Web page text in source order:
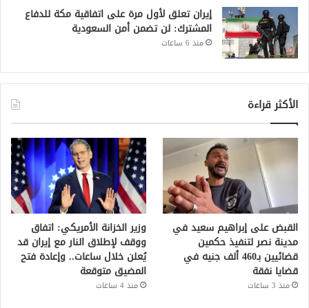
إيران تعلق لأول مرة على اتفاقية مكة للدفاع
المشترك: لن تضمن أمن السعودية
منذ 6 ساعات
الأكثر قراءة
القبض على إبراهيم سعيد في
مدينة نصر لتنفيذ حكمين
قضائيين بـ460 ألف جنيه في
قضايا نفقة
منذ 3 ساعات
وزير الخزانة الأمريكي: اتفاق
ووقف لإطلاق النار مع إيران قد
يُعلن خلال ساعات.. وإعادة فتح
المضيق متوقعة
منذ 4 ساعات